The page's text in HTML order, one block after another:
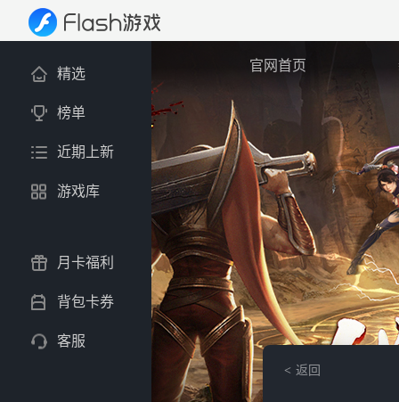
官网首页
返回
精选
榜单
近期上新
游戏库
月卡福利
背包卡券
客服